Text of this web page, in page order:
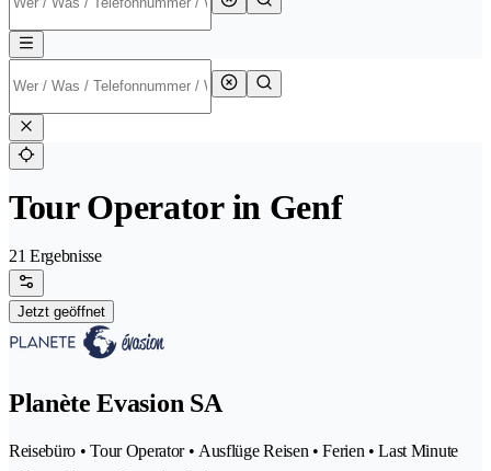
Tour Operator in Genf
21 Ergebnisse
Jetzt geöffnet
Planète Evasion SA
Reisebüro • Tour Operator • Ausflüge Reisen • Ferien • Last Minute